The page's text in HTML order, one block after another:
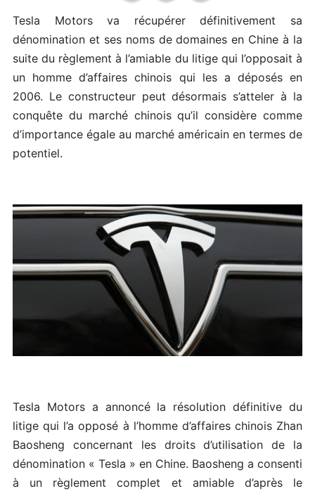
Tesla Motors va récupérer définitivement sa
dénomination et ses noms de domaines en Chine à la
suite du règlement à l’amiable du litige qui l’opposait à
un homme d’affaires chinois qui les a déposés en
2006. Le constructeur peut désormais s’atteler à la
conquête du marché chinois qu’il considère comme
d’importance égale au marché américain en termes de
potentiel.
Tesla Motors a annoncé la résolution définitive du
litige qui l’a opposé à l’homme d’affaires chinois Zhan
Baosheng concernant les droits d’utilisation de la
dénomination « Tesla » en Chine. Baosheng a consenti
à un règlement complet et amiable d’après le